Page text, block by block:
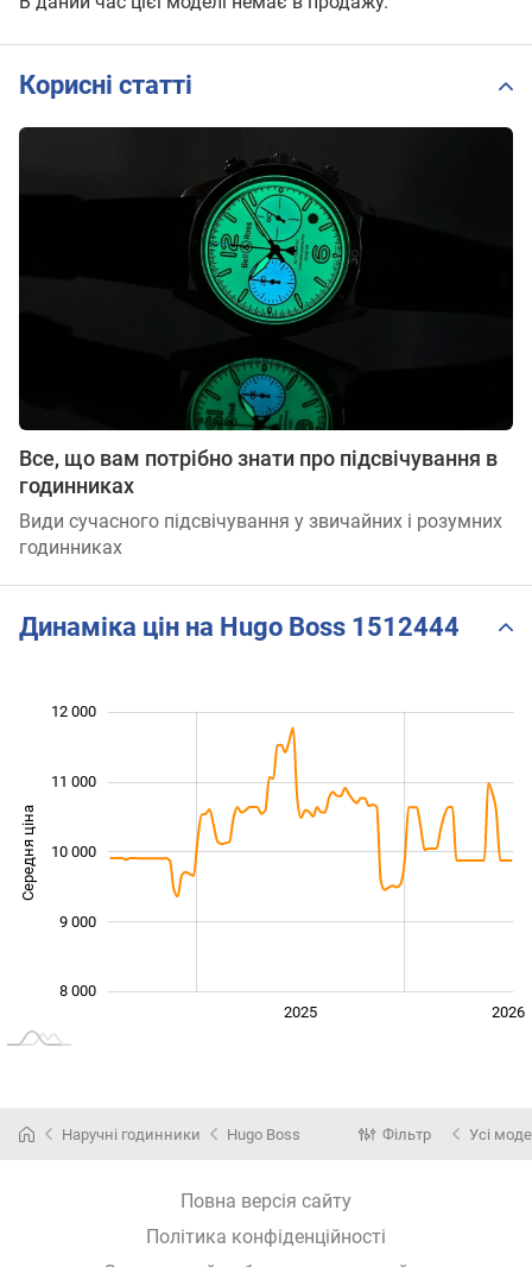
Корисні статті
Все, що вам потрібно знати про підсвічування в
годинниках
Види сучасного підсвічування у звичайних і розумних
годинниках
Динаміка цін на Hugo Boss 1512444
Середня ціна 10 000
8 000
9 000
10 000
11 000
12 000
2025 2026
Наручні годинники Hugo Boss Фільтр Усі
Повна версія сайту
Політика конфіденційності